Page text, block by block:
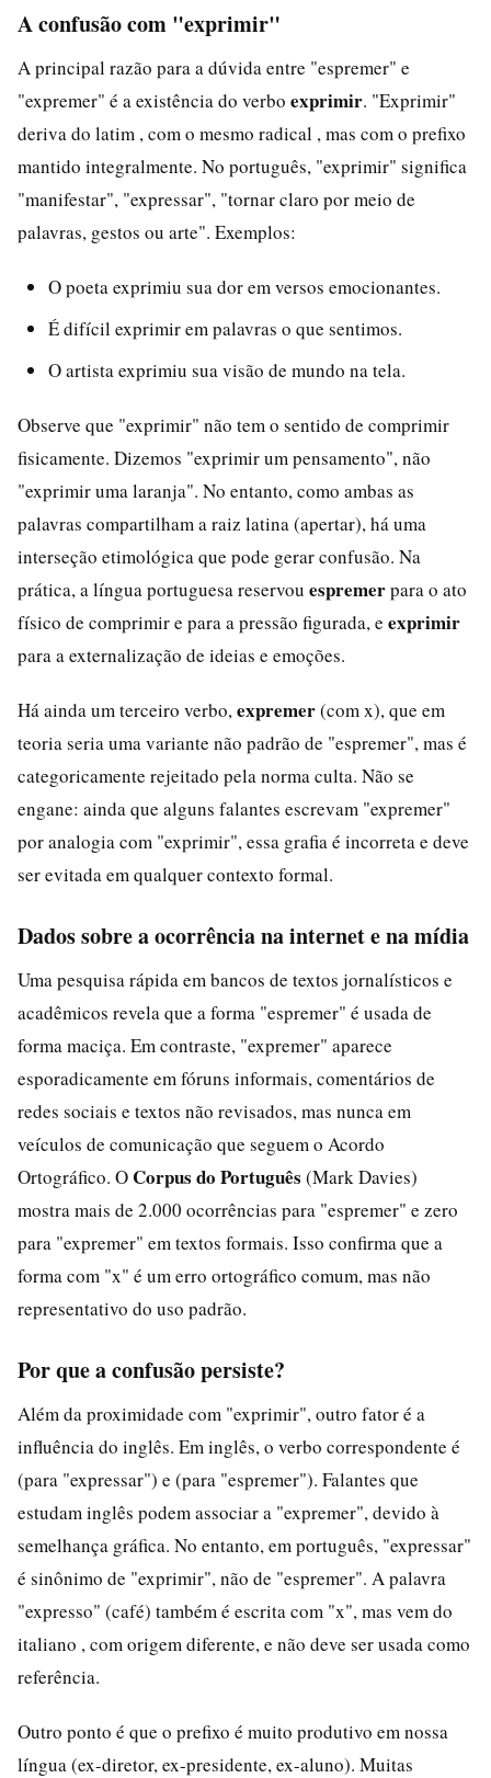
A confusão com "exprimir"
A principal razão para a dúvida entre "espremer" e
"expremer" é a existência do verbo exprimir. "Exprimir"
deriva do latim , com o mesmo radical , mas com o prefixo
mantido integralmente. No português, "exprimir" significa
"manifestar", "expressar", "tornar claro por meio de
palavras, gestos ou arte". Exemplos:
O poeta exprimiu sua dor em versos emocionantes.
É difícil exprimir em palavras o que sentimos.
O artista exprimiu sua visão de mundo na tela.
Observe que "exprimir" não tem o sentido de comprimir
fisicamente. Dizemos "exprimir um pensamento", não
"exprimir uma laranja". No entanto, como ambas as
palavras compartilham a raiz latina (apertar), há uma
interseção etimológica que pode gerar confusão. Na
prática, a língua portuguesa reservou espremerpara o ato
físico de comprimir e para a pressão figurada, e exprimir
para a externalização de ideias e emoções.
Há ainda um terceiro verbo, expremer(com x), que em
teoria seria uma variante não padrão de "espremer", mas é
categoricamente rejeitado pela norma culta. Não se
engane: ainda que alguns falantes escrevam "expremer"
por analogia com "exprimir", essa grafia é incorreta e deve
ser evitada em qualquer contexto formal.
Dados sobre a ocorrência na internet e na mídia
Uma pesquisa rápida em bancos de textos jornalísticos e
acadêmicos revela que a forma "espremer" é usada de
forma maciça. Em contraste, "expremer" aparece
esporadicamente em fóruns informais, comentários de
redes sociais e textos não revisados, mas nunca em
veículos de comunicação que seguem o Acordo
Ortográfico. O Corpus do Português (Mark Davies)
mostra mais de 2.000 ocorrências para "espremer" e zero
para "expremer" em textos formais. Isso confirma que a
forma com "x" é um erro ortográfico comum, mas não
representativo do uso padrão.
Por que a confusão persiste?
Além da proximidade com "exprimir", outro fator é a
influência do inglês. Em inglês, o verbo correspondente é
(para "expressar") e (para "espremer"). Falantes que
estudam inglês podem associar a "expremer", devido à
semelhança gráfica. No entanto, em português, "expressar"
é sinônimo de "exprimir", não de "espremer". A palavra
"expresso" (café) também é escrita com "x", mas vem do
italiano , com origem diferente, e não deve ser usada como
referência.
Outro ponto é que o prefixo é muito produtivo em nossa
língua (ex-diretor, ex-presidente, ex-aluno). Muitas